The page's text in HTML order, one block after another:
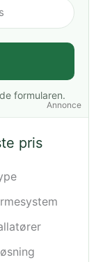
Annonce
formularen.
pris